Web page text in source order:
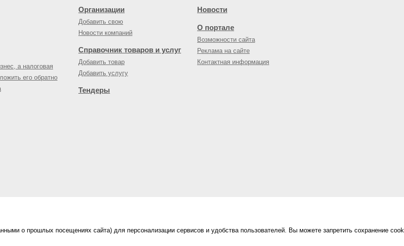
о прошлых посещениях сайта) для персонализации сервисов и удобства пользователей. Вы можете запретить сохранение
а налоговая
его обратно
Организации
Добавить свою
Новости компаний
Справочник товаров и услуг
Добавить товар
Добавить услугу
Тендеры
Новости
О портале
Возможности сайта
Реклама на сайте
Контактная информация